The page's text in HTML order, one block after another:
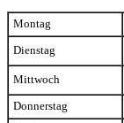
Montag
Dienstag
Mittwoch
Donnerstag